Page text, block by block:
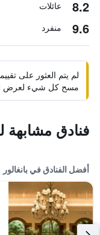
8.2 عائلات
9.6 منفرد
لم يتم العثور على
مسح كل شيء لعرض
فنادق مشابهة
أفضل الفنادق في بانغالور